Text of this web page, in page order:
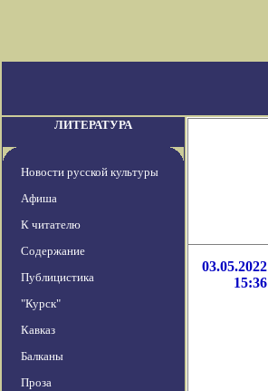
ЛИТЕРАТУРА
Новости русской культуры
Афиша
К читателю
Содержание
Публицистика
"Курск"
Кавказ
Балканы
Проза
03.05.2022
15:36